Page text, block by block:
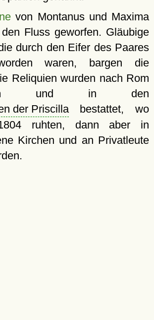
von Montanus und Maxima
Fluss geworfen. Gläubige
durch den Eifer des Paares
waren, bargen die
Reliquien wurden nach Rom
und in den
der Priscillabestattet, wo
ruhten, dann aber in
Kirchen und an Privatleute